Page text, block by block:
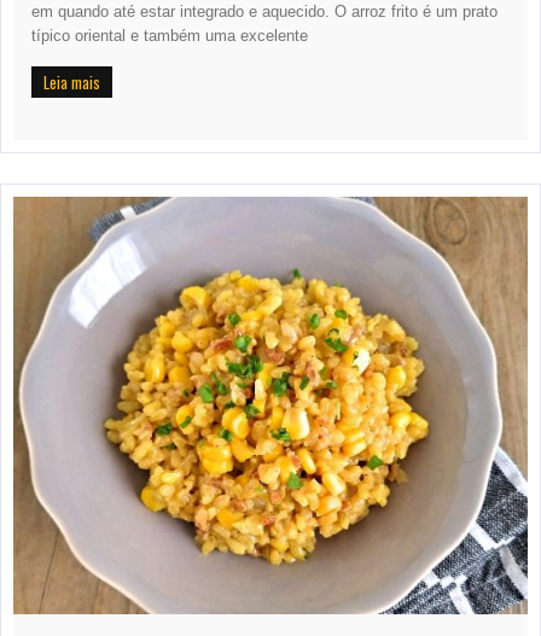
em quando até estar integrado e aquecido. O arroz frito é um prato
típico oriental e também uma excelente
Leia mais